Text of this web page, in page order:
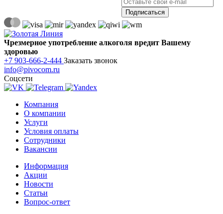
Чрезмерное употребление алкоголя вредит Вашему
здоровью
+7 903-666-2-444 Заказать звонок
info@pivocom.ru
Соцсети
Компания
О компании
Услуги
Условия оплаты
Сотрудники
Вакансии
Информация
Акции
Новости
Статьи
Вопрос-ответ